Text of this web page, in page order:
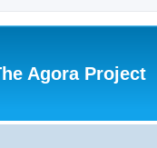
Agora Project